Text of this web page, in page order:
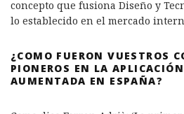
concepto que fusiona Diseño y
lo establecido en el mercado
¿COMO FUERON VUESTROS
PIONEROS EN LA
AUMENTADA EN ESPAÑA?